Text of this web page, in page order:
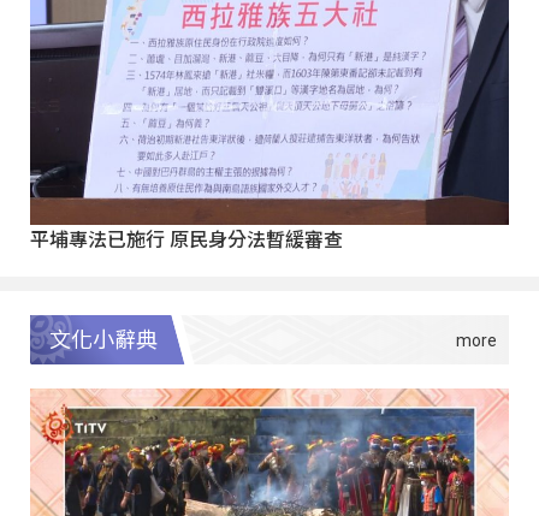
平埔專法已施行 原民身分法暫緩審查
文化小辭典